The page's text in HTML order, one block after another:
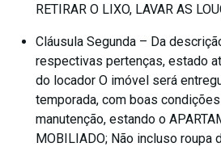
RETIRAR O LIXO, LAVAR AS
Cláusula Segunda – Da
respectivas pertenças, estado
do locador O imóvel será
temporada, com boas
manutenção, estando o
MOBILIADO; Não incluso roupa